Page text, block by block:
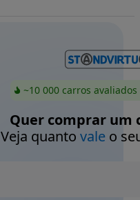
~10 000 carros
Quer comprar um
Veja quanto valeo